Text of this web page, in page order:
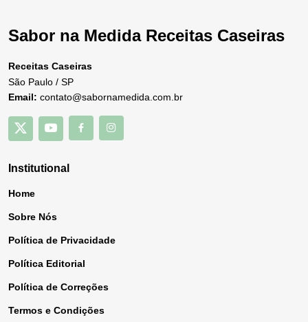
Sabor na Medida Receitas Caseiras
Receitas Caseiras
São Paulo / SP
Email: contato@sabornamedida.com.br
Institutional
Home
Sobre Nós
Política de Privacidade
Política Editorial
Política de Correções
Termos e Condições